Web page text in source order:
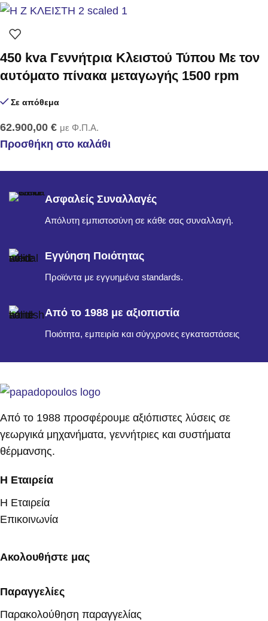
450 kva Γεννήτρια Κλειστού Τύπου Με τον
αυτόματο πίνακα μεταγωγής 1500 rpm
Σε απόθεμα
62.900,00 € με Φ.Π.Α.
Προσθήκη στο καλάθι
Ασφαλείς Συναλλαγές
Απόλυτη εμπιστοσύνη σε κάθε σας συναλλαγή.
Εγγύηση Ποιότητας
Προϊόντα με εγγυημένα standards.
Από το 1988 με αξιοπιστία
Ποιότητα, εμπειρία και σύγχρονες εγκαταστάσεις
Από το 1988 προσφέρουμε αξιόπιστες λύσεις σε
γεωργικά μηχανήματα, γεννήτριες και συστήματα
θέρμανσης.
Η Εταιρεία
Η Εταιρεία
Επικοινωνία
Ακολουθήστε μας
Παραγγελίες
Παρακολούθηση παραγγελίας